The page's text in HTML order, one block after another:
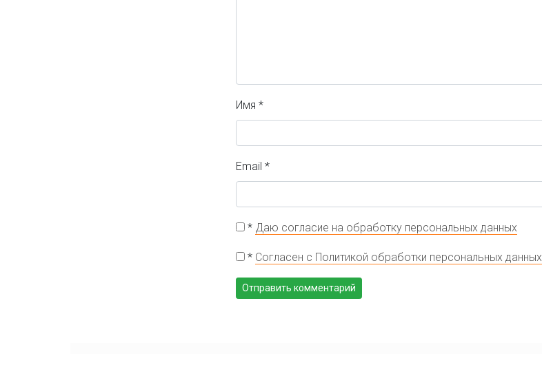
Имя *
Email *
* Даю согласие на обработку персональных данных
* Согласен с Политикой обработки персональных данных